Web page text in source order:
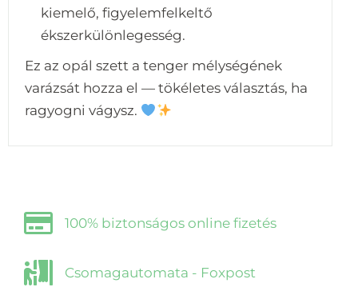
kiemelő, figyelemfelkeltő
ékszerkülönlegesség.
Ez az opál szett a tenger mélységének
varázsát hozza el — tökéletes választás, ha
ragyogni vágysz.
100% biztonságos online fizetés
Csomagautomata - Foxpost